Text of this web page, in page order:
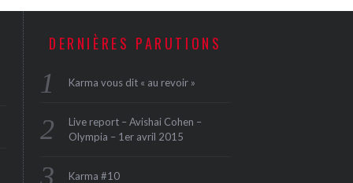
DERNIÈRES PARUTIONS
Karma vous dit « au revoir »
Live report – Avishai Cohen –
Olympia – 1er avril 2015
Karma #10